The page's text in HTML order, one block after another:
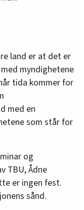
land er at det er
myndighetene
tida kommer for
med en
som står for
og
TBU, Ådne
er ingen fest.
sånd.